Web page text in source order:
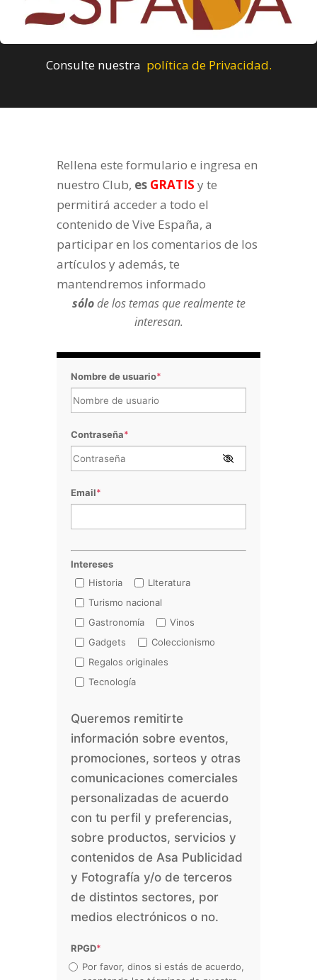
Consulte nuestra política de Privacidad.
Rellena este formulario e ingresa en
nuestro Club, es GRATIS y te
permitirá acceder a todo el
contenido de Vive España, a
participar en los comentarios de los
artículos y además, te
mantendremos informado
sólode los temas que realmente te
interesan.
Nombre de usuario*
Contraseña*
Email*
Intereses
Historia
LIteratura
Turismo nacional
Gastronomía
Vinos
Gadgets
Coleccionismo
Regalos originales
Tecnología
Queremos remitirte
información sobre eventos,
promociones, sorteos y otras
comunicaciones comerciales
personalizadas de acuerdo
con tu perfil y preferencias,
sobre productos, servicios y
contenidos de Asa Publicidad
y Fotografía y/o de terceros
de distintos sectores, por
medios electrónicos o no.
RPGD*
Por favor, dinos si estás de acuerdo,